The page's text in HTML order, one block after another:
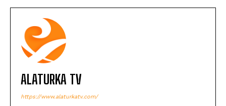
ALATURKA TV
https://www.alaturkatv.com/